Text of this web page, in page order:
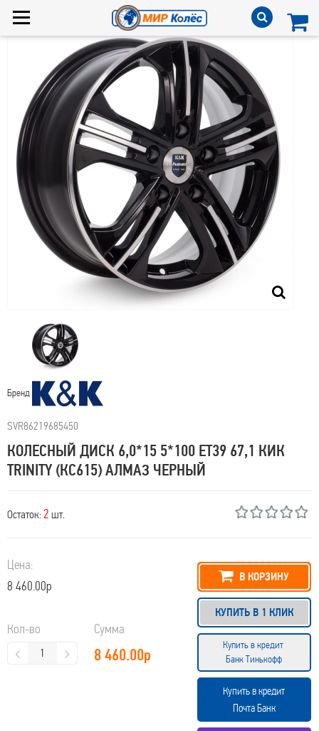
Бренд
SVR86219685450
КОЛЕСНЫЙ ДИСК 6,0*15 5*100 ET39 67,1 КИК
TRINITY (КС615) АЛМАЗ ЧЕРНЫЙ
Остаток: 2 шт.
Цена:
8 460.00р
Кол-во Сумма
8 460.00р
В КОРЗИНУ
КУПИТЬ В 1 КЛИК
Купить в кредит
Банк Тинькофф
Купить в кредит
Почта Банк